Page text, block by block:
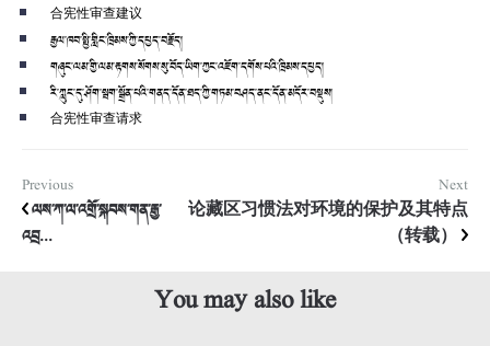
合宪性审查建议
རྒྱལ་ཁབ་སྤྱི་གླིང་ཁྲིམས་ཀྱི་དཔྱད་བརྗོད།
གཞུང་ལམ་གྱི་ལམ་རྟགས་སོགས་སུ་བོད་ཡིག་ཀྱང་འཇོག་དགོས་པའི་ཁྲིམས་དཔྱད།
རི་ཀླུང་དུ་ཤོག་སྦག་སྒྲོན་པའི་གནད་དོན་ཐད་ཀྱི་གཏམ་བཤད་ནང་དོན་མདོར་བསྡུས།
合宪性审查请求
Previous
ལས་ཀ་ལ་འགྲོ་སྐབས་གན་རྒྱ་
འབྲ...
Next
论藏区习惯法对环境的保护及其特点
（转载）
You may also like